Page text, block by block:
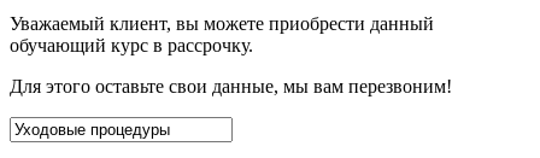
Уважаемый клиент, вы можете приобрести данный
обучающий курс в рассрочку.
Для этого оставьте свои данные, мы вам перезвоним!